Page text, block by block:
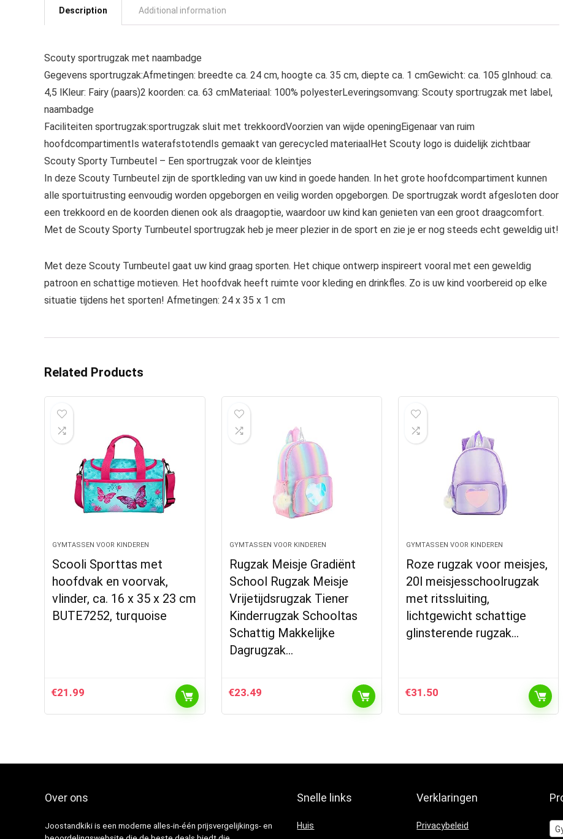
Description Additional information
Scouty sportrugzak met naambadge
Gegevens sportrugzak:Afmetingen: breedte ca. 24 cm, hoogte ca. 35 cm, diepte ca. 1 cmGewicht: ca. 105 gInhoud: ca.
4,5 lKleur: Fairy (paars)2 koorden: ca. 63 cmMateriaal: 100% polyesterLeveringsomvang: Scouty sportrugzak met label,
naambadge
Faciliteiten sportrugzak:sportrugzak sluit met trekkoordVoorzien van wijde openingEigenaar van ruim
hoofdcompartimentIs waterafstotendIs gemaakt van gerecycled materiaalHet Scouty logo is duidelijk zichtbaar
Scouty Sporty Turnbeutel – Een sportrugzak voor de kleintjes
In deze Scouty Turnbeutel zijn de sportkleding van uw kind in goede handen. In het grote hoofdcompartiment kunnen
alle sportuitrusting eenvoudig worden opgeborgen en veilig worden opgeborgen. De sportrugzak wordt afgesloten door
een trekkoord en de koorden dienen ook als draagoptie, waardoor uw kind kan genieten van een groot draagcomfort.
Met de Scouty Sporty Turnbeutel sportrugzak heb je meer plezier in de sport en zie je er nog steeds echt geweldig uit!
Met deze Scouty Turnbeutel gaat uw kind graag sporten. Het chique ontwerp inspireert vooral met een geweldig
patroon en schattige motieven. Het hoofdvak heeft ruimte voor kleding en drinkfles. Zo is uw kind voorbereid op elke
situatie tijdens het sporten! Afmetingen: 24 x 35 x 1 cm
Related Products
GYMTASSEN VOOR KINDEREN
Scooli Sporttas met
hoofdvak en voorvak,
vlinder, ca. 16 x 35 x 23 cm
BUTE7252, turquoise
€21.99
GYMTASSEN VOOR KINDEREN
Rugzak Meisje Gradiënt
School Rugzak Meisje
Vrijetijdsrugzak Tiener
Kinderrugzak Schooltas
Schattig Makkelijke
Dagrugzak…
€23.49
GYMTASSEN VOOR KINDEREN
Roze rugzak voor meisjes,
20l meisjesschoolrugzak
met ritssluiting,
lichtgewicht schattige
glinsterende rugzak…
€31.50
Over ons
Joostandkiki is een moderne alles-in-één prijsvergelijkings- en
Snelle links
Huis
Verklaringen
Privacybeleid